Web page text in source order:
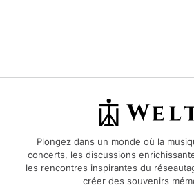
Plongez dans un monde où la
concerts, les discussions
les rencontres inspirantes du
créer des souvenirs